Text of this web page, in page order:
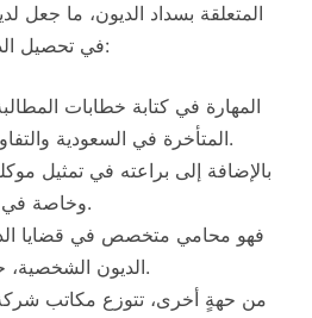
المتعلقة بسداد الديون، ما جعل
في تحصيل الديون. حيث يتمتع بما يلي:
المهارة في كتابة خطابات
المتأخرة في السعودية والتفاوض مع المدينين.
بالإضافة إلى براعته في تمثيل
وخاصة في قضايا التحصيل.
فهو محامي متخصص في قضايا
الديون الشخصية، حسب نوع الدين.
من حهةٍ أخرى، تتوزع مكاتب شركة